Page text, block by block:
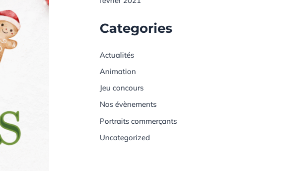
Categories
Actualités
Animation
Jeu concours
Nos évènements
Portraits commerçants
Uncategorized